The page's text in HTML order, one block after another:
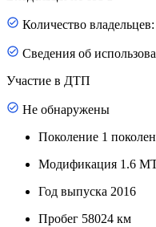
Количество
Сведения об
Участие в ДТП
Не обнаружены
Поколение 1
Модификация 1.6
Год выпуска 2016
Пробег 58024 км